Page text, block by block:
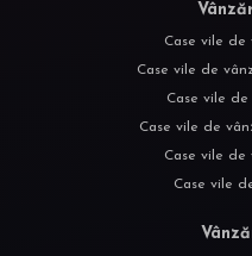
Case vile de
Case vile de
Case vile
Case vile de
Case vile de
Case vile